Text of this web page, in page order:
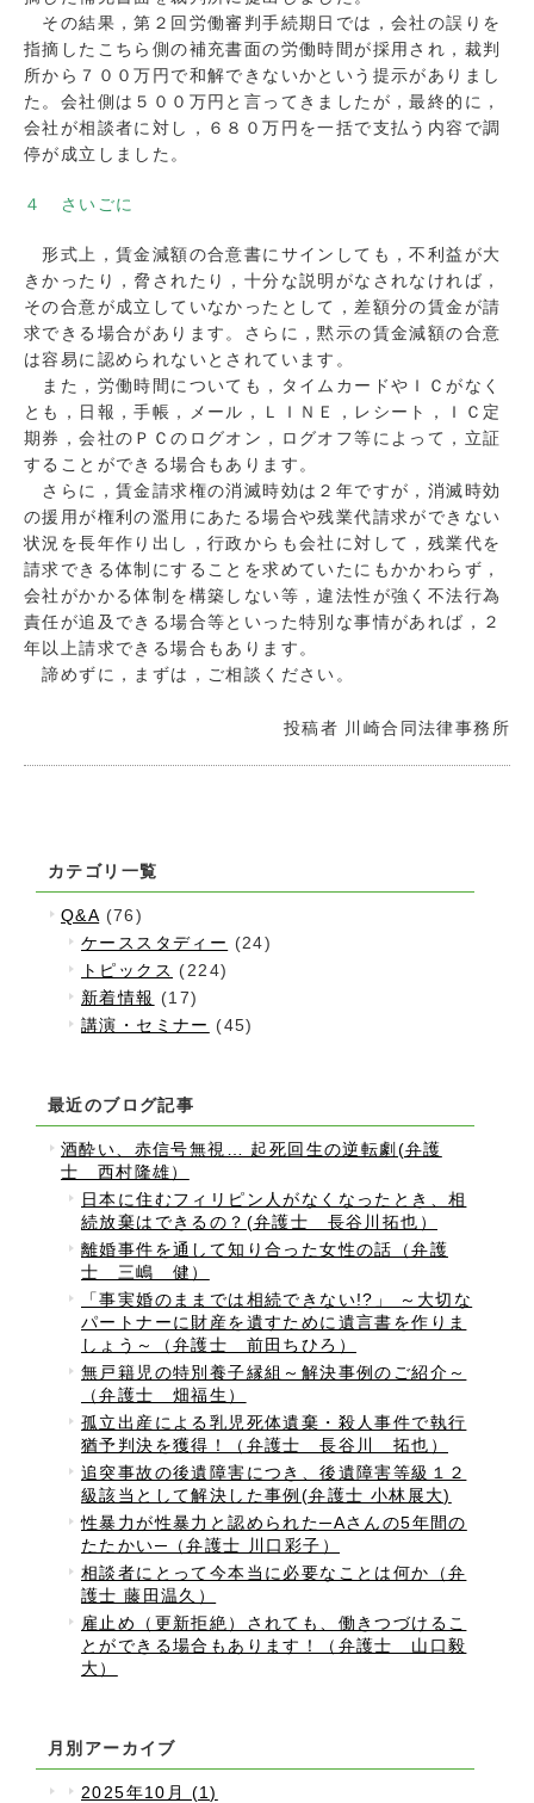
その結果，第２回労働審判手続期日では，会社の誤りを
指摘したこちら側の補充書面の労働時間が採用され，裁判
所から７００万円で和解できないかという提示がありまし
た。会社側は５００万円と言ってきましたが，最終的に，
会社が相談者に対し，６８０万円を一括で支払う内容で調
停が成立しました。
４ さいごに
形式上，賃金減額の合意書にサインしても，不利益が大
きかったり，脅されたり，十分な説明がなされなければ，
その合意が成立していなかったとして，差額分の賃金が請
求できる場合があります。さらに，黙示の賃金減額の合意
は容易に認められないとされています。
また，労働時間についても，タイムカードやＩＣがなく
とも，日報，手帳，メール，ＬＩＮＥ，レシート，ＩＣ定
期券，会社のＰＣのログオン，ログオフ等によって，立証
することができる場合もあります。
さらに，賃金請求権の消滅時効は２年ですが，消滅時効
の援用が権利の濫用にあたる場合や残業代請求ができない
状況を長年作り出し，行政からも会社に対して，残業代を
請求できる体制にすることを求めていたにもかかわらず，
会社がかかる体制を構築しない等，違法性が強く不法行為
責任が追及できる場合等といった特別な事情があれば，２
年以上請求できる場合もあります。
諦めずに，まずは，ご相談ください。
投稿者 川崎合同法律事務所
カテゴリ一覧
Q&A (76)
ケーススタディー (24)
トピックス (224)
新着情報 (17)
講演・セミナー (45)
最近のブログ記事
酒酔い、赤信号無視… 起死回生の逆転劇(弁護
士 西村隆雄）
日本に住むフィリピン人がなくなったとき、相
続放棄はできるの？(弁護士 長谷川拓也）
離婚事件を通して知り合った女性の話（弁護
士 三嶋 健）
「事実婚のままでは相続できない!?」 ～大切な
パートナーに財産を遺すために遺言書を作りま
しょう～（弁護士 前田ちひろ）
無戸籍児の特別養子縁組～解決事例のご紹介～
（弁護士 畑福生）
孤立出産による乳児死体遺棄・殺人事件で執行
猶予判決を獲得！（弁護士 長谷川 拓也）
追突事故の後遺障害につき、後遺障害等級１２
級該当として解決した事例(弁護士 小林展大)
性暴力が性暴力と認められた─Aさんの5年間の
たたかい─（弁護士 川口彩子）
相談者にとって今本当に必要なことは何か（弁
護士 藤田温久）
雇止め（更新拒絶）されても、働きつづけるこ
とができる場合もあります！（弁護士 山口毅
大）
月別アーカイブ
2025年10月 (1)